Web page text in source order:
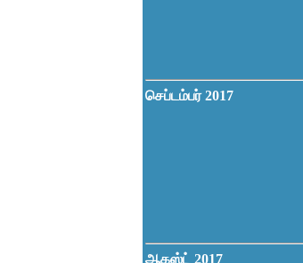
செப்டம்பர் 2017
ஆகஸ்ட் 2017